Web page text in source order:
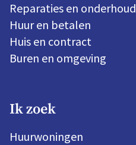
Reparaties en onderhoud
Huur en betalen
Huis en contract
Buren en omgeving
Ik zoek
Huurwoningen